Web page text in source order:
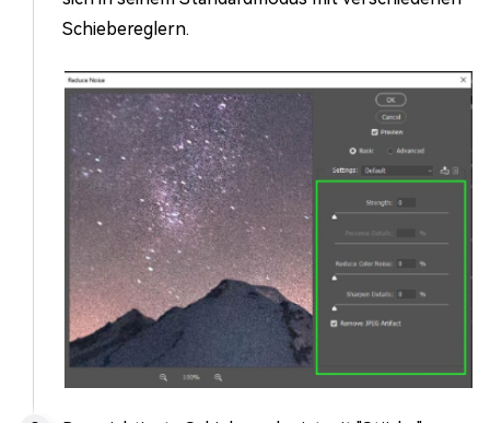
Schiebereglern.